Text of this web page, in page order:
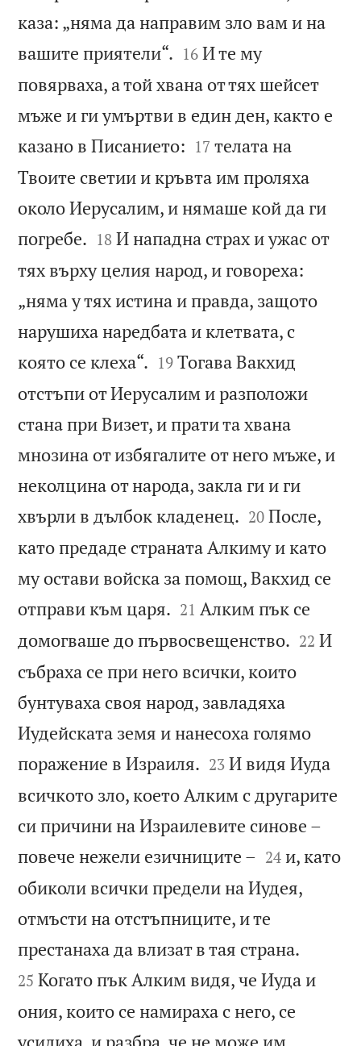
каза: „няма да направим зло вам и на
вашите приятели“. 

16 И те му
повярваха, а той хвана от тях шейсет
мъже и ги умъртви в един ден, както е
казано в Писанието: 

17 телата на
Твоите светии и кръвта им проляха
около Иерусалим, и нямаше кой да ги
погребе. 

18 И нападна страх и ужас от
тях върху целия народ, и говореха:
„няма у тях истина и правда, защото
нарушиха наредбата и клетвата, с
която се клеха“. 

19 Тогава Вакхид
отстъпи от Иерусалим и разположи
стана при Визет, и прати та хвана
мнозина от избягалите от него мъже, и
неколцина от народа, закла ги и ги
хвърли в дълбок кладенец. 

20 После,
като предаде страната Алкиму и като
му остави войска за помощ, Вакхид се
отправи към царя. 

21 Алким пък се
домогваше до първосвещенство. 

22 И
събраха се при него всички, които
бунтуваха своя народ, завладяха
Иудейската земя и нанесоха голямо
поражение в Израиля. 

23 И видя Иуда
всичкото зло, което Алким с другарите
си причини на Израилевите синове –
повече нежели езичниците – 

24 и, като
обиколи всички предели на Иудея,
отмъсти на отстъпниците, и те
престанаха да влизат в тая страна.
25 Когато пък Алким видя, че Иуда и
ония, които се намираха с него, се
усилиха, и разбра, че не може им